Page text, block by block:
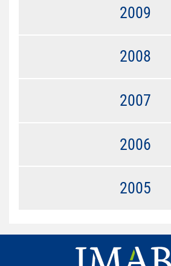
2009
2008
2007
2006
2005